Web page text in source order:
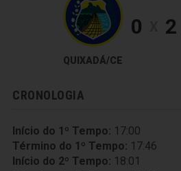
QUIXADÁ/CE
0 2
CRONOLOGIA
Início do 1º Tempo: 17:00
Término do 1º Tempo: 17:46
Início do 2º Tempo: 18:01